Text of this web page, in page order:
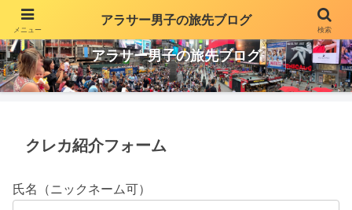
アラサー男子の旅先ブログ
クレカ紹介フォーム
氏名（ニックネーム可）
メニュー
アラサー男子の旅先ブログ
検索